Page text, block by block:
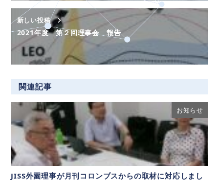
新しい投稿
2021年度 第２回理事会 報告
関連記事
お知らせ
JISS外園理事が月刊コロンブスからの取材に対応しまし